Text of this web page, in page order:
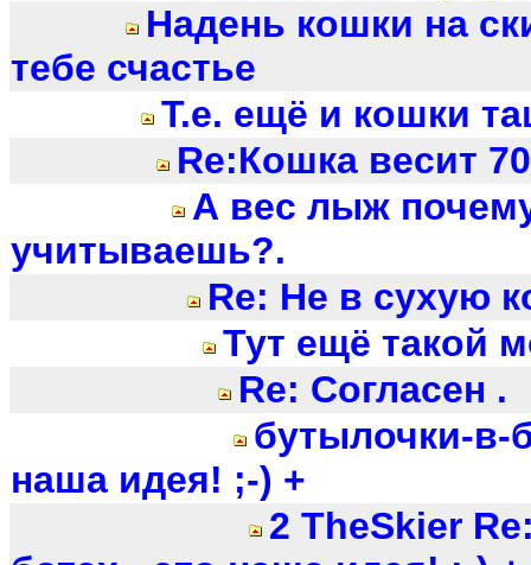
Надень кошки на
тебе счастье
Т.е. ещё и кошки
Re:Кошка весит
А вес лыж
учитываешь?.
Re: Не в сухую
Тут ещё такой
Re: Согласен .
бутылочки-в-
наша идея! ;-) +
2 TheSkier